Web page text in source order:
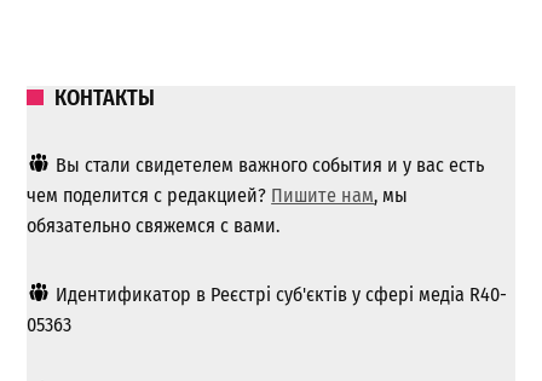
КОНТАКТЫ
Вы стали свидетелем важного события и у вас есть
чем поделится с редакцией? Пишите нам, мы
обязательно свяжемся с вами.
Идентификатор в Реєстрі суб'єктів у сфері медіа R40-
05363